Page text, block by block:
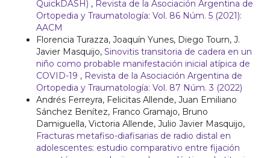
QuickDASH) , Revista de la Asociación Argentina de
Ortopedia y Traumatología: Vol. 86 Núm. 5 (2021):
AACM
Florencia Turazza, Joaquín Yunes, Diego Tourn, J.
Javier Masquijo, Sinovitis transitoria de cadera en un
niño como probable manifestación inicial atípica de
COVID-19 , Revista de la Asociación Argentina de
Ortopedia y Traumatología: Vol. 87 Núm. 3 (2022)
Andrés Ferreyra, Felicitas Allende, Juan Emiliano
Sánchez Benítez, Franco Gramajo, Bruno
Damiguella, Victoria Allende, Julio Javier Masquijo,
Fracturas metafiso-diafisarias de radio distal en
adolescentes: estudio comparativo entre fijación